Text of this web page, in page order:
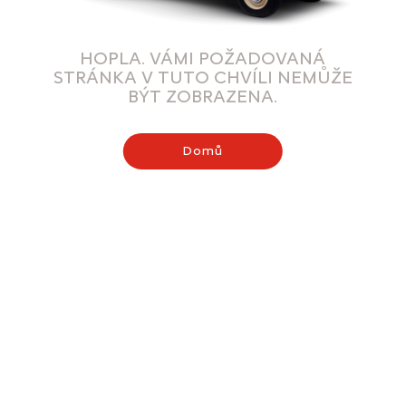
HOPLA. VÁMI POŽADOVANÁ
STRÁNKA V TUTO CHVÍLI NEMŮŽE
BÝT ZOBRAZENA.
Domů